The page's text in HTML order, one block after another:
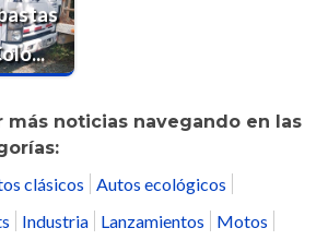
más noticias navegando en las
clásicos
Autos ecológicos
Industria Lanzamientos
Motos